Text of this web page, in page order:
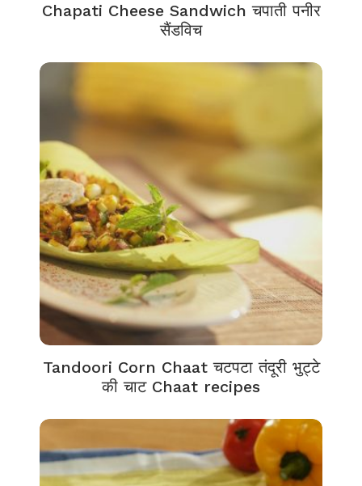
Chapati Cheese Sandwich चपाती पनीर
सैंडविच
Tandoori Corn Chaat चटपटा तंदूरी भुट्टे
की चाट Chaat recipes